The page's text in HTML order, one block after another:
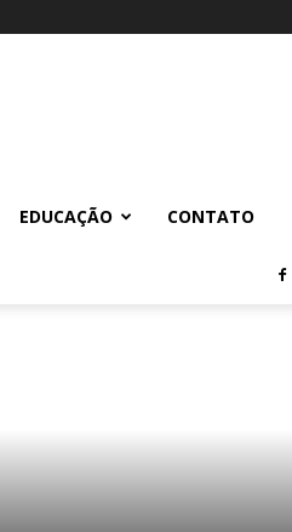
EDUCAÇÃO CONTATO